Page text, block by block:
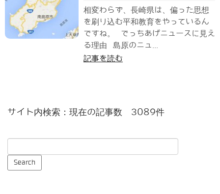
相変わらず、長崎県は、偏った思想
を刷り込む平和教育をやっているん
ですね。 でっちあげニュースに見え
る理由 島原のニュ...
記事を読む
サイト内検索：現在の記事数 3089件